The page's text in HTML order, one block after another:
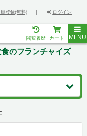
登録(無料) | ログイン
閲覧履歴 カート MENU
のフランチャイズ